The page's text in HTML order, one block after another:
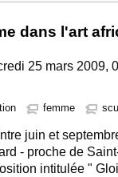
dans l'art
25 mars 2009,
femme
juin et
- proche de
intitulée "